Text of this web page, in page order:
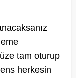
tam oturup
herkesin